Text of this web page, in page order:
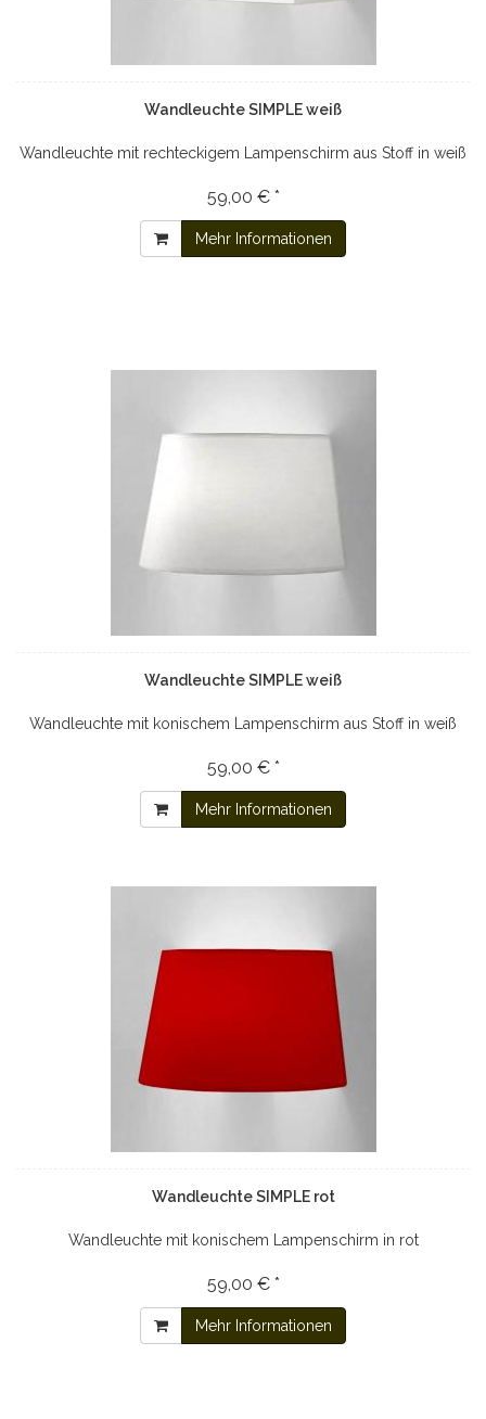
Wandleuchte SIMPLE weiß
Wandleuchte mit rechteckigem Lampenschirm aus Stoff in weiß
59,00 € *
Mehr Informationen
Wandleuchte SIMPLE weiß
Wandleuchte mit konischem Lampenschirm aus Stoff in weiß
59,00 € *
Mehr Informationen
Wandleuchte SIMPLE rot
Wandleuchte mit konischem Lampenschirm in rot
59,00 € *
Mehr Informationen